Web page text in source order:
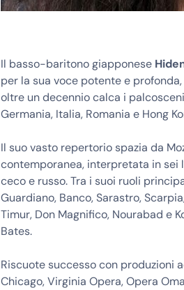
Il basso-baritono giapponese
per la sua voce potente e
oltre un decennio calca i
Germania, Italia, Romania e Hong
Il suo vasto repertorio spazia da
contemporanea, interpretata in sei
ceco e russo. Tra i suoi ruoli
Guardiano, Banco, Sarastro,
Timur, Don Magnifico, Nourabad e
Bates.
Riscuote successo con produzioni
Chicago, Virginia Opera, Opera